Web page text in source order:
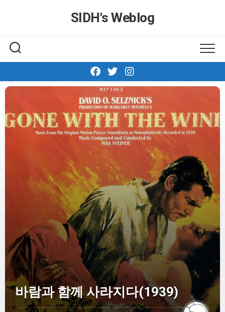
SIDH′s Weblog
바람과 함께 사라지다(1939)